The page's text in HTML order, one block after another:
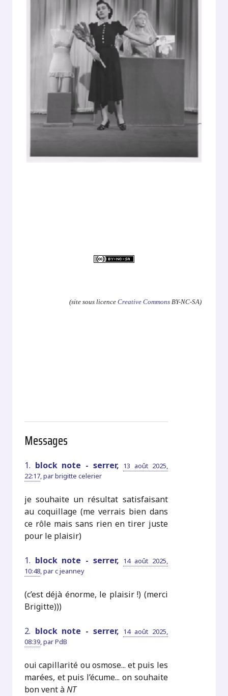
(site sous licence Creative CommonsBY-NC-SA)
Messages
1. block note - serrer, 13 août 2025,
22:17,parbrigitte celerier
je souhaite un résultat satisfaisant
au coquillage (me verrais bien dans
ce rôle mais sans rien en tirer juste
pour le plaisir)
1. block note - serrer, 14 août 2025,
10:48,parc jeanney
(c’est déjà énorme, le plaisir !) (merci
Brigitte)))
2. block note - serrer, 14 août 2025,
08:39,parPdB
oui capillarité ou osmose... et puis les
marées, et puis l’écume... on souhaite
bon vent àNT